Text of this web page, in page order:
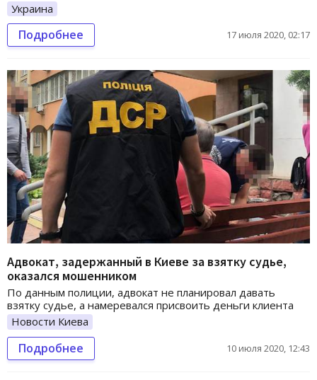
Украина
Подробнее 17 июля 2020, 02:17
Адвокат, задержанный в Киеве за взятку судье,
оказался мошенником
По данным полиции, адвокат не планировал давать
взятку судье, а намеревался присвоить деньги клиента
Новости Киева
Подробнее 10 июля 2020, 12:43